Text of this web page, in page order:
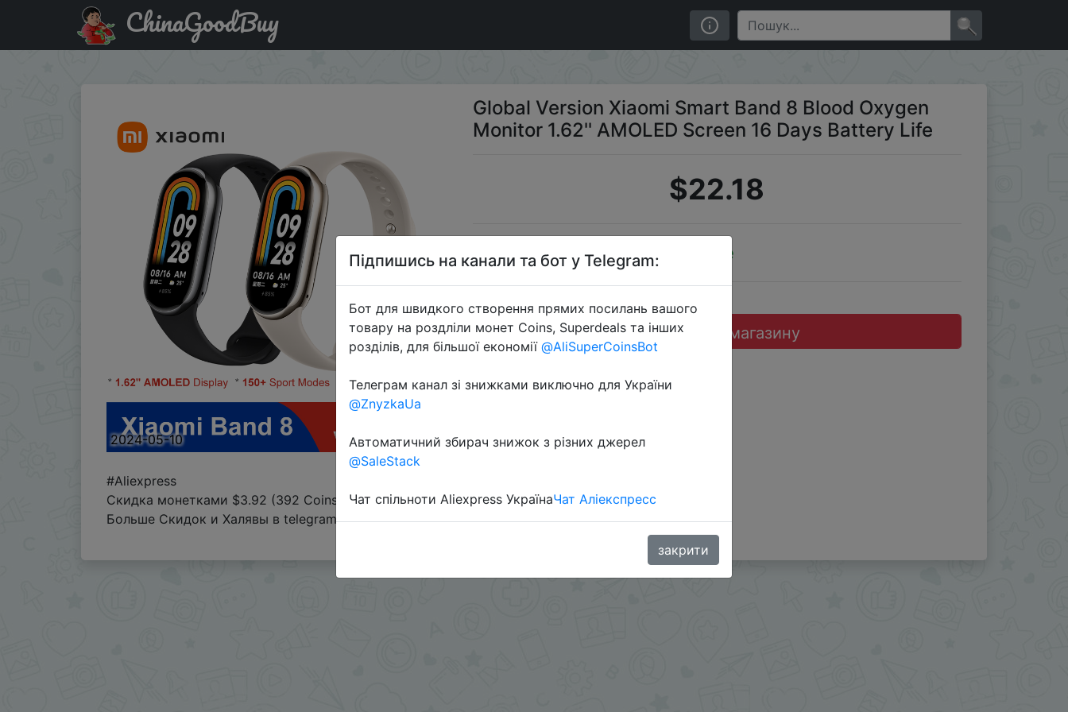
Акція на Global Version Xiaomi Smart Band 8 Blood Oxygen Monitor 1.62'' AMOLED Screen 16 Days Battery Life
ChinaGoodBuy
2024-05-10
Global Version Xiaomi Smart Band 8 Blood Oxygen
Monitor 1.62'' AMOLED Screen 16 Days Battery Life
$22.18
Sale
Перейти до магазину
#Aliexpress
Скидка монетками $3.92 (392 Coins) в приложении.
Больше Скидок и Халявы в telegramt.me/%2B8jHVizJO6XY3M2Qy
Підпишись на канали та бот у Telegram:
Бот для швидкого створення прямих посилань вашого
товару на роздліли монет Coins, Superdeals та інших
розділів, для більшої економії @AliSuperCoinsBot
Телеграм канал зі знижками виключно для України
@ZnyzkaUa
Автоматичний збирач знижок з різних джерел
@SaleStack
Чат спільноти Aliexpress УкраїнаЧат Аліекспресс
закрити